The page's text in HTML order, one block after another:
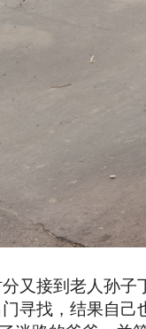
又接到老人孙
寻找，结果自己